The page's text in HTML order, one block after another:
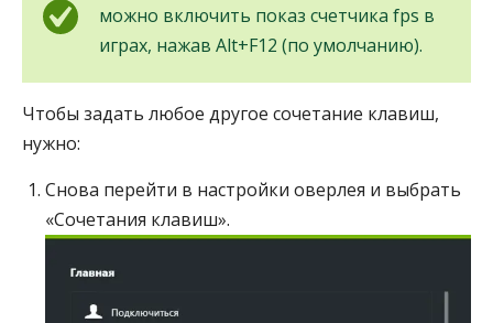
можно включить показ счетчика fps в
играх, нажав Alt+F12 (по умолчанию).
Чтобы задать любое другое сочетание клавиш,
нужно:
Снова перейти в настройки оверлея и выбрать
«Сочетания клавиш».